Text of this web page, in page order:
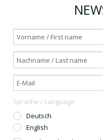
Sprache / Language
Deutsch
English